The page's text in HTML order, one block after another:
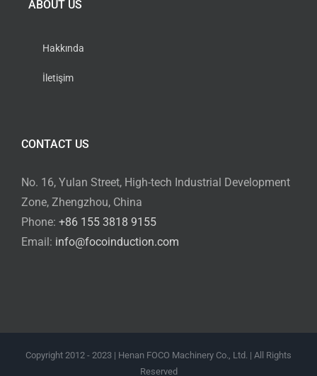
ABOUT US
Hakkında
İletişim
CONTACT US
No. 16, Yulan Street, High-tech Industrial Development
Zone, Zhengzhou, China
Phone: +86 155 3818 9155
Email: info@focoinduction.com
Copyright 2012 - 2023 | Henan FOCO Machinery Co., Ltd. | All Rights
Reserved